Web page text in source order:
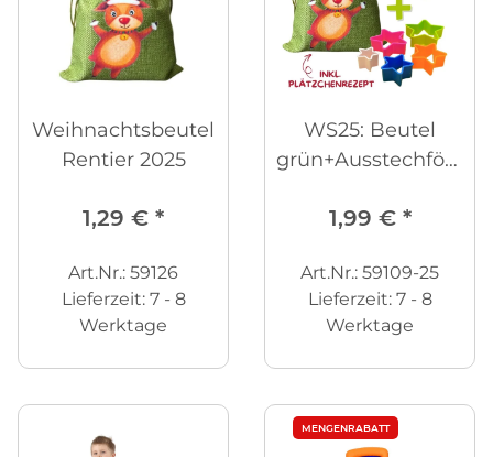
Weihnachtsbeutel
Rentier 2025
1,29 € *
Art.Nr.: 59126
Lieferzeit: 7 - 8
Werktage
WS25: Beutel
1,99 € *
Art.Nr.: 59109-25
Lieferzeit: 7 - 8
Werktage
MENGENRABATT